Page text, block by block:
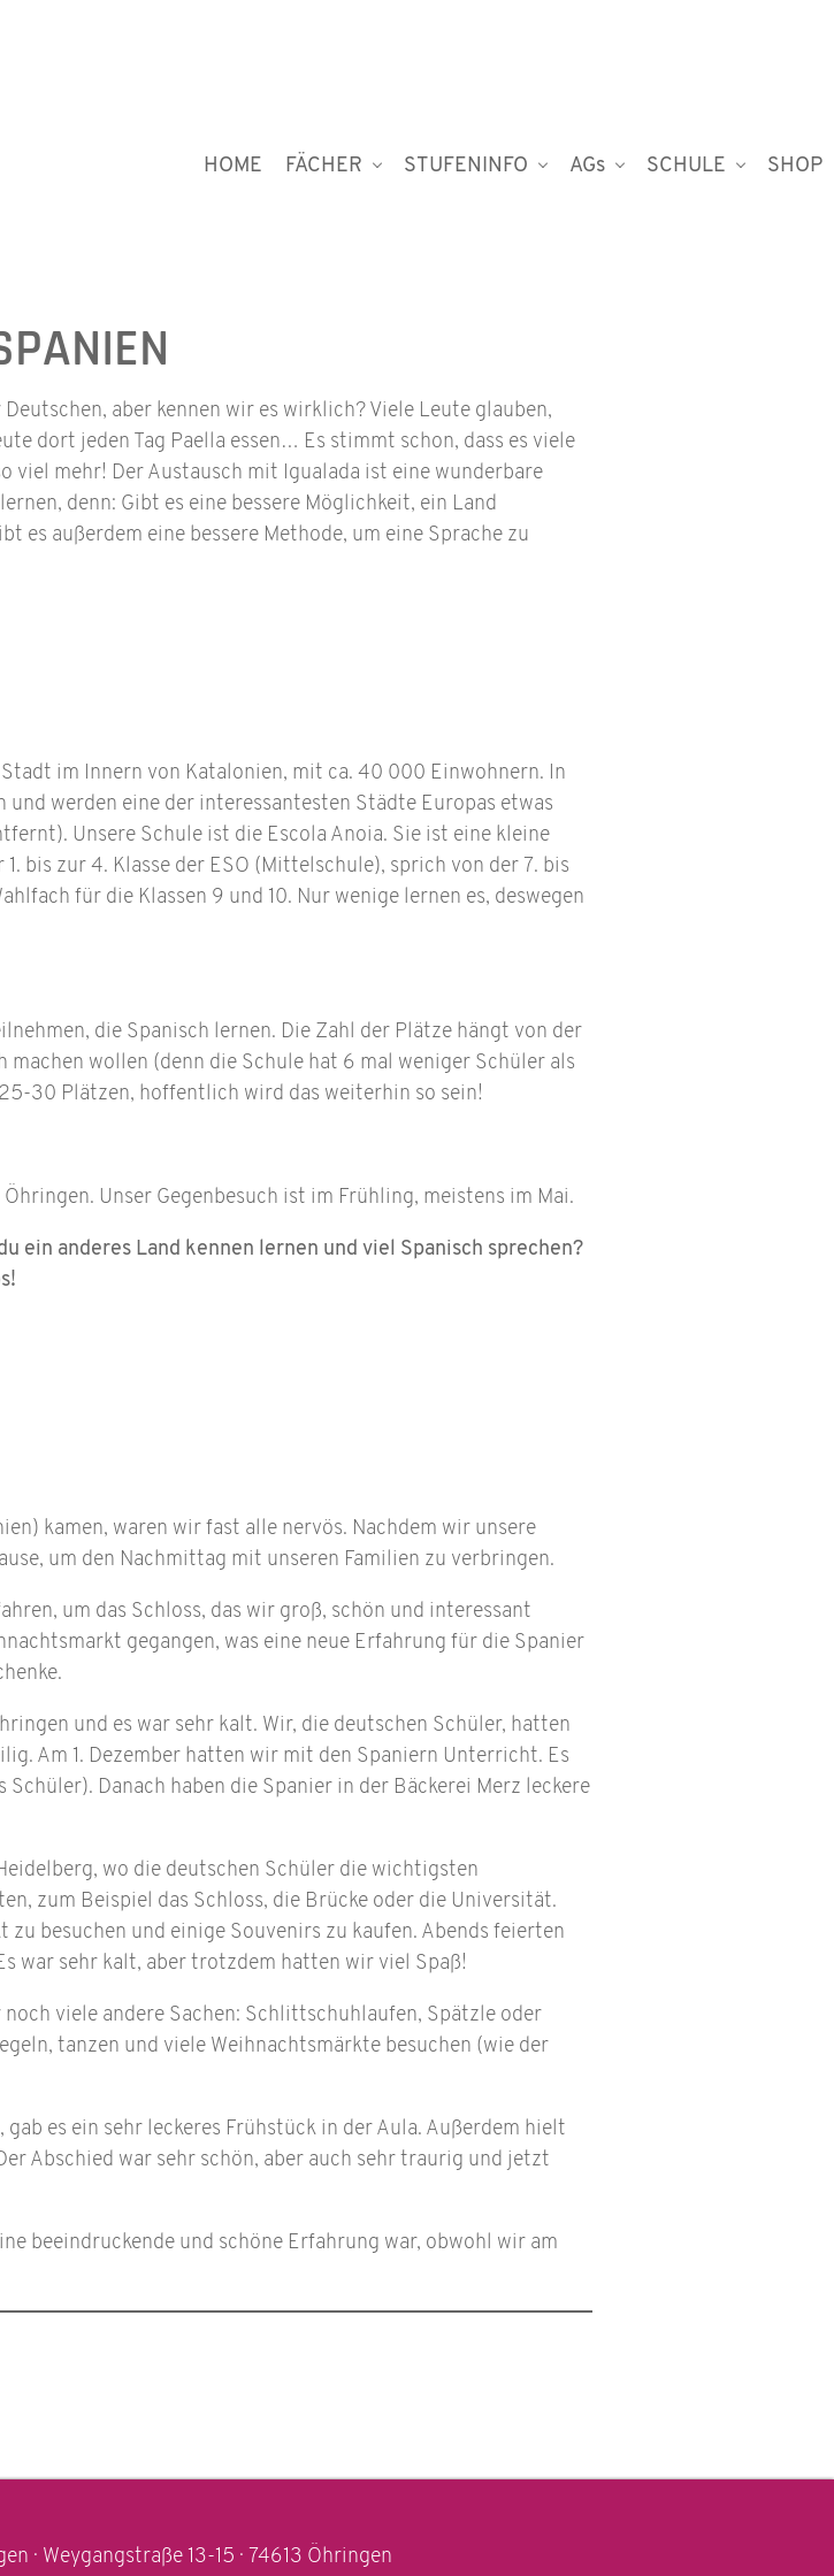
HOME FÄCHER STUFENINFO AGs SCHULE SHOP
aber kennen wir es wirklich? Viele Leute glauben,
dort jeden Tag Paella essen… Es stimmt schon, dass es viele
viel mehr! Der Austausch mit Igualada ist eine wunderbare
denn: Gibt es eine bessere Möglichkeit, ein Land
es außerdem eine bessere Methode, um eine Sprache zu
im Innern von Katalonien, mit ca. 40 000 Einwohnern. In
und werden eine der interessantesten Städte Europas etwas
Unsere Schule ist die Escola Anoia. Sie ist eine kleine
bis zur 4. Klasse der ESO (Mittelschule), sprich von der 7. bis
für die Klassen 9 und 10. Nur wenige lernen es, deswegen
die Spanisch lernen. Die Zahl der Plätze hängt von der
machen wollen (denn die Schule hat 6 mal weniger Schüler als
30 Plätzen, hoffentlich wird das weiterhin so sein!
Unser Gegenbesuch ist im Frühling, meistens im Mai.
ein anderes Land kennen lernen und viel Spanisch sprechen?
kamen, waren wir fast alle nervös. Nachdem wir unsere
um den Nachmittag mit unseren Familien zu verbringen.
um das Schloss, das wir groß, schön und interessant
gegangen, was eine neue Erfahrung für die Spanier
und es war sehr kalt. Wir, die deutschen Schüler, hatten
Am 1. Dezember hatten wir mit den Spaniern Unterricht. Es
Danach haben die Spanier in der Bäckerei Merz leckere
wo die deutschen Schüler die wichtigsten
zum Beispiel das Schloss, die Brücke oder die Universität.
besuchen und einige Souvenirs zu kaufen. Abends feierten
war sehr kalt, aber trotzdem hatten wir viel Spaß!
viele andere Sachen: Schlittschuhlaufen, Spätzle oder
tanzen und viele Weihnachtsmärkte besuchen (wie der
es ein sehr leckeres Frühstück in der Aula. Außerdem hielt
Abschied war sehr schön, aber auch sehr traurig und jetzt
beeindruckende und schöne Erfahrung war, obwohl wir am
· Weygangstraße 13-15 · 74613 Öhringen